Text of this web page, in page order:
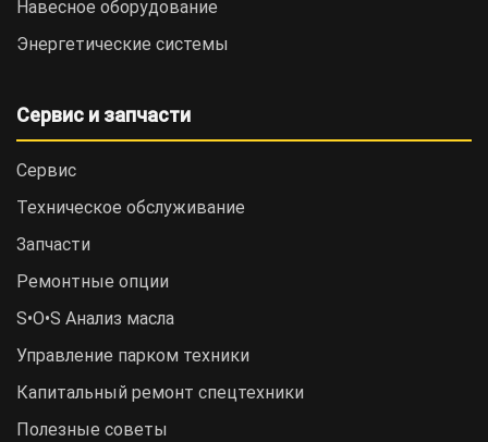
Навесное оборудование
Энергетические системы
Сервис и запчасти
Сервис
Техническое обслуживание
Запчасти
Ремонтные опции
S•O•S Анализ масла
Управление парком техники
Капитальный ремонт спецтехники
Полезные советы